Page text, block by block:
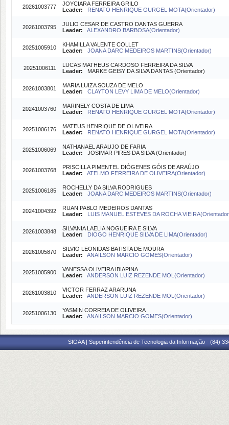
20261003777
JOYCIARA FERREIRA GRILO
Leader:
RENATO HENRIQUE GURGEL MOTA(Orientador)
20261003795
JULIO CESAR DE CASTRO DANTAS GUERRA
Leader:
ALEXANDRO BARBOSA(Orientador)
20251005910
KHAMILLA VALENTE COLLET
Leader:
JOANA DARC MEDEIROS MARTINS(Orientador)
20251006111
LUCAS MATHEUS CARDOSO FERREIRA DA SILVA
Leader: MARKE GEISY DA SILVA DANTAS (Orientador)
20261003801
MARIA LUIZA SOUZA DE MELO
Leader:
CLAYTON LEVY LIMA DE MELO(Orientador)
20241003760
MARINELY COSTA DE LIMA
Leader:
RENATO HENRIQUE GURGEL MOTA(Orientador)
20251006176
MATEUS HENRIQUE DE OLIVEIRA
Leader:
RENATO HENRIQUE GURGEL MOTA(Orientador)
20251006069
NATHANAEL ARAUJO DE FARIA
Leader: JOSIMAR PIRES DA SILVA (Orientador)
20261003768
PRISCILLA PIMENTEL DIÓGENES GÓIS DE ARAÚJO
Leader:
ATELMO FERREIRA DE OLIVEIRA(Orientador)
20251006185
ROCHELLY DA SILVA RODRIGUES
Leader:
JOANA DARC MEDEIROS MARTINS(Orientador)
20241004392
RUAN PABLO MEDEIROS DANTAS
Leader:
LUIS MANUEL ESTEVES DA ROCHA
20261003848
SILVANIA LAELIA NOGUEIRA E SILVA
Leader:
DIOGO HENRIQUE SILVA DE LIMA(Orientador)
20261005870
SILVIO LEONIDAS BATISTA DE MOURA
Leader:
ANAILSON MARCIO GOMES(Orientador)
20251005900
VANESSA OLIVEIRA IBIAPINA
Leader:
ANDERSON LUIZ REZENDE MOL(Orientador)
20261003810
VICTOR FERRAZ ARARUNA
Leader:
ANDERSON LUIZ REZENDE MOL(Orientador)
20251006130
YASMIN CORREIA DE OLIVEIRA
Leader:
ANAILSON MARCIO GOMES(Orientador)
SIGAA | Superintendência de Tecnologia da Informação - (84)